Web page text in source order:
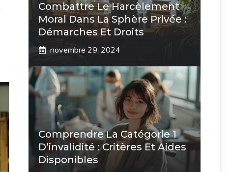
Combattre Le Harcèlement
Moral Dans La Sphère Privée :
Démarches Et Droits
novembre 29, 2024
Comprendre La Catégorie 1
D’invalidité : Critères Et Aides
Disponibles